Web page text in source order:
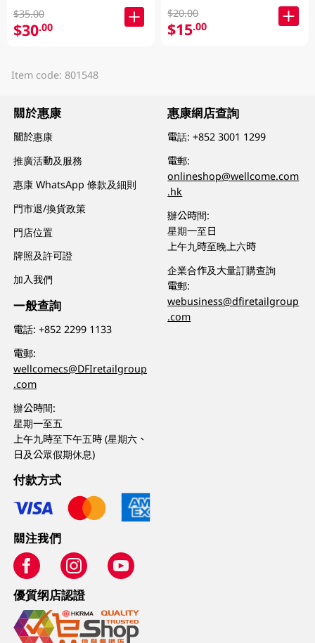
$35.00
$30.00
$20.00
$15.00
Item code: 801548
關於惠康
關於惠康
推廣活動及服務
惠康 WhatsApp 條款及細則
門市退/換貨政策
門店位置
牌照及許可證
加入我們
一般查詢
電話:+852 2299 1133
電郵:
wellcomecs@DFIretailgroup
.com
辦公時間:
星期一至五
上午九時至下午五時 (星期六、
日及公眾假期休息)
惠康網店查詢
電話:+852 3001 1299
電郵:
onlineshop@wellcome.com
.hk
辦公時間:
星期一至日
上午九時至晚上六時
企業合作及大量訂購查詢
電郵:
webusiness@dfiretailgroup
.com
付款方式
關注我們
優質纲店認證